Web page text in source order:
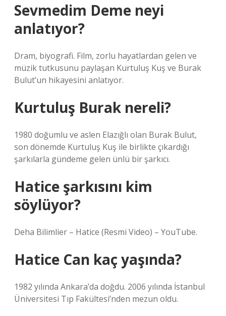
Sevmedim Deme neyi
anlatıyor?
Dram, biyografi. Film, zorlu hayatlardan gelen ve
müzik tutkusunu paylaşan Kurtuluş Kuş ve Burak
Bulut’un hikayesini anlatıyor.
Kurtuluş Burak nereli?
1980 doğumlu ve aslen Elazığlı olan Burak Bulut,
son dönemde Kurtuluş Kuş ile birlikte çıkardığı
şarkılarla gündeme gelen ünlü bir şarkıcı.
Hatice şarkısını kim
söylüyor?
Deha Bilimlier – Hatice (Resmi Video) – YouTube.
Hatice Can kaç yaşında?
1982 yılında Ankara’da doğdu. 2006 yılında İstanbul
Üniversitesi Tıp Fakültesi’nden mezun oldu.